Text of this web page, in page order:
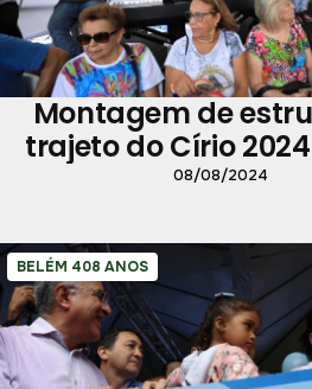
Montagem de
trajeto do Círio
solicitada até 27 de
08/08/2024
BELÉM 408 ANOS